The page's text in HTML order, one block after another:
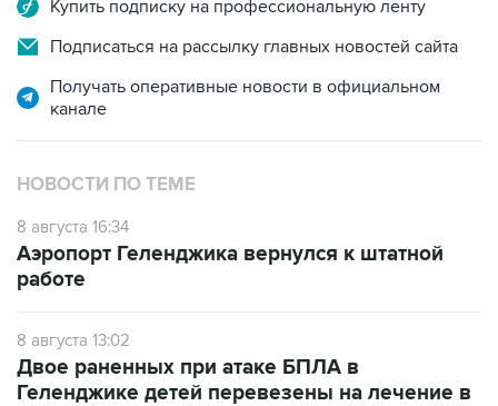
Купить подписку на профессиональную ленту
Подписаться на рассылку главных новостей сайта
Получать оперативные новости в официальном
канале
НОВОСТИ ПО ТЕМЕ
8 августа 16:34
Аэропорт Геленджика вернулся к штатной
работе
8 августа 13:02
Двое раненных при атаке БПЛА в
Геленджике детей перевезены на лечение в